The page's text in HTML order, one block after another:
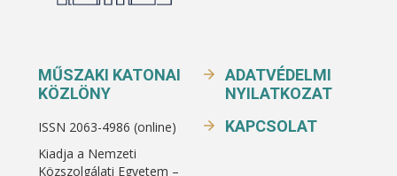
MŰSZAKI KATONAI
KÖZLÖNY
ISSN 2063-4986 (online)
Kiadja a Nemzeti
Közszolgálati Egyetem –
ADATVÉDELMI
NYILATKOZAT
KAPCSOLAT